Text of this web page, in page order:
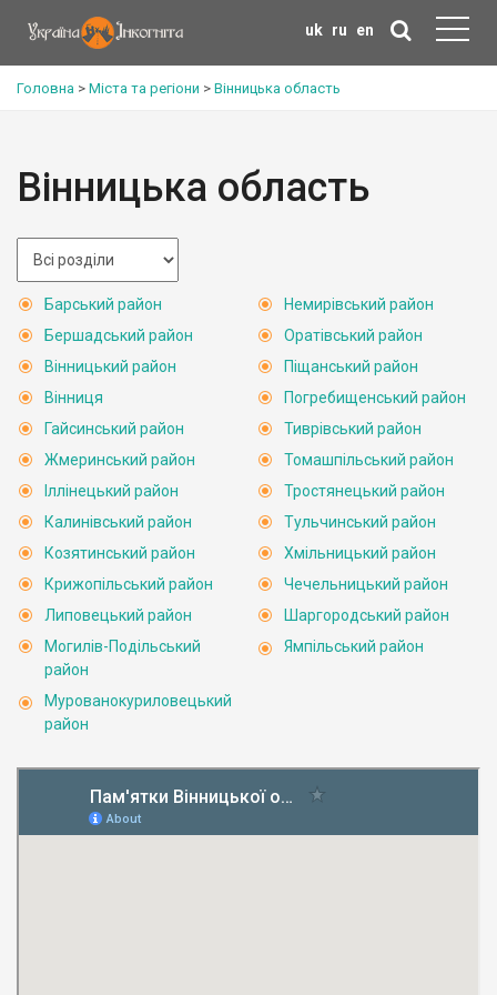
uk ru en
Головна > Міста та регіони > Вінницька область
Вінницька область
Барський район
Бершадський район
Вінницький район
Вінниця
Гайсинський район
Жмеринський район
Іллінецький район
Калинівський район
Козятинський район
Крижопільський район
Липовецький район
Могилів-Подільський
район
Мурованокуриловецький
район
Немирівський район
Оратівський район
Піщанський район
Погребищенський район
Тиврівський район
Томашпільський район
Тростянецький район
Тульчинський район
Хмільницький район
Чечельницький район
Шаргородський район
Ямпільський район